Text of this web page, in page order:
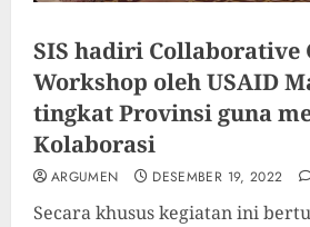
SIS hadiri Collaborative
Workshop oleh USAID
tingkat Provinsi guna
Kolaborasi
ARGUMEN DESEMBER 19, 2022
Secara khusus kegiatan ini